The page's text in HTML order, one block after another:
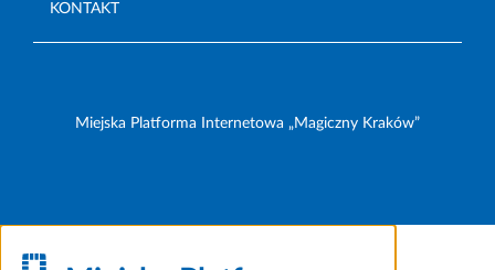
KONTAKT
Miejska Platforma Internetowa „Magiczny Kraków”